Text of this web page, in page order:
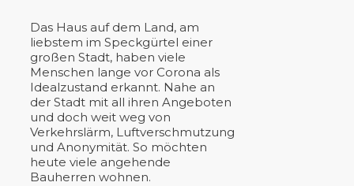
Das Haus auf dem Land, am
liebstem im Speckgürtel einer
großen Stadt, haben viele
Menschen lange vor Corona als
Idealzustand erkannt. Nahe an
der Stadt mit all ihren Angeboten
und doch weit weg von
Verkehrslärm, Luftverschmutzung
und Anonymität. So möchten
heute viele angehende
Bauherren wohnen.